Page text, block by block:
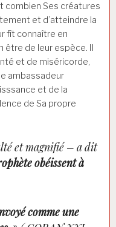
combien Ses créatures
et d’atteindre la
fît connaître en
être de leur espèce. Il
et de miséricorde,
ambassadeur
et de la
de Sa propre
et magnifié – a dit
obéissent à
comme une